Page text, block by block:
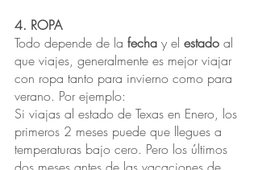
4. ROPA
Todo depende de la fecha y el estado al
que viajes, generalmente es mejor viajar
con ropa tanto para invierno como para
verano. Por ejemplo:
Si viajas al estado de Texas en Enero, los
primeros 2 meses puede que llegues a
temperaturas bajo cero. Pero los últimos